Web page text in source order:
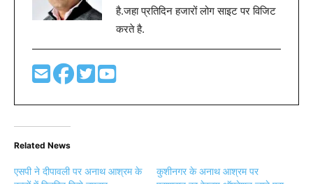
है.जहा प्रतिदिन हजारों लोग साइट पर विजिट
करते है.
Related News
एसपी ने दीपावली पर अनाथ आश्रम के
कुशीनगर के अनाथ आश्रम पर